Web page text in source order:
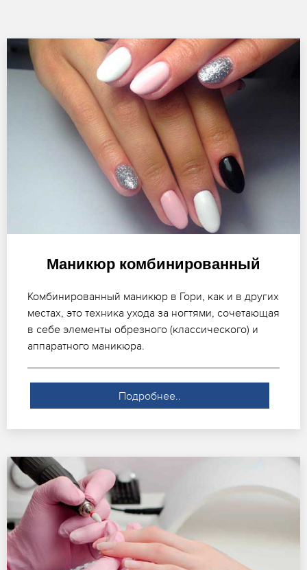
Маникюр комбинированный
Комбинированный маникюр в Гори, как и в других
местах, это техника ухода за ногтями, сочетающая
в себе элементы обрезного (классического) и
аппаратного маникюра.
Подробнее..